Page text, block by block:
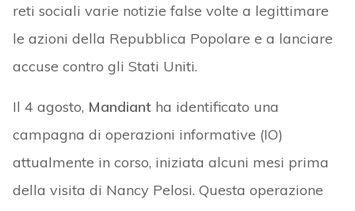
reti sociali varie notizie false volte a legittimare
le azioni della Repubblica Popolare e a lanciare
accuse contro gli Stati Uniti.
Il 4 agosto, Mandiantha identificato una
campagna di operazioni informative (IO)
attualmente in corso, iniziata alcuni mesi prima
della visita di Nancy Pelosi. Questa operazione